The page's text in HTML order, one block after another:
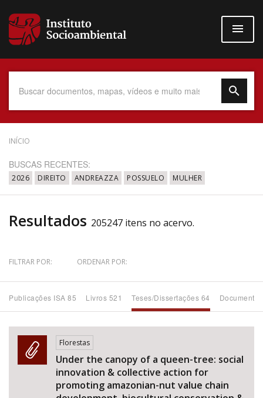
para
conteúdo
Data do Documento
Até
Povo Indígena
Subtema
Área de Levantamento
INÍCIO
BUSCAS RECENTES:
2026 DIREITO ANDREAZZA POSSUELO MULHER
Resultados 205247 itens no acervo.
FILTRAR POR: ORDENAR POR:
Publicações ISA 85 Livros 521 Teses/Dissertações 64
Florestas
Under the canopy of a queen-tree: social
innovation & collective action for
promoting amazonian-nut value chain